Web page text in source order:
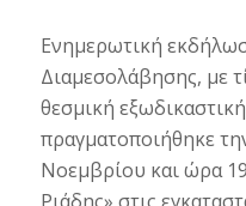
Ενημερωτική
Διαμεσολάβησης, µε
θεσμική
πραγματοποιήθηκε
Νοεμβρίου και ώρα
Ριάδης» στις